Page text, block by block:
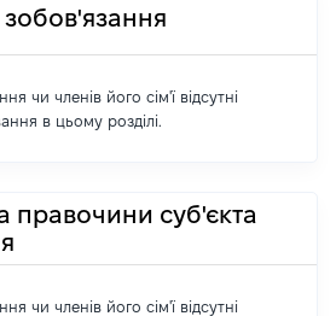
зобов'язання
чи членів його сім'ї відсутні
в цьому розділі.
правочини суб'єкта
чи членів його сім'ї відсутні